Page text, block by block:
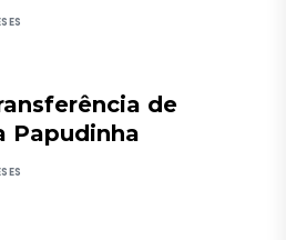
de
Papudinha